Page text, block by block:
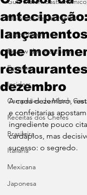
Melhores Restaurantes
⁠GastroNews
Review dos matchers
Eventos
⁠Insiders
Campeões do Match
Receitas dos Chefes
Brasileira
Italiana
Mexicana
Japonesa
antecipação:
que
dezembro
A cada dezembro,
e confeitarias
ingrediente pouco
cardápios, mas
sucesso: o segredo.